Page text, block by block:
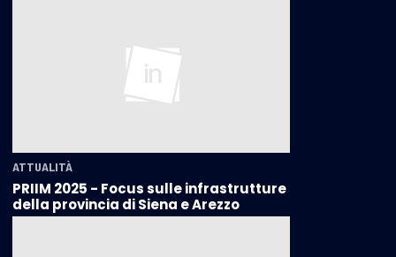
ATTUALITÀ
PRIIM 2025 - Focus sulle infrastrutture
della provincia di Siena e Arezzo